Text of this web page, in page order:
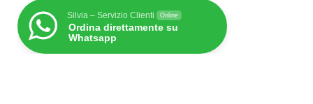
Silvia – Servizio Clienti Online
Ordina direttamente su
Whatsapp